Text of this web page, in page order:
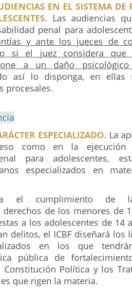
EN EL SISTEMA DE
Las audiencias
penal para
y ante los jueces de
si el juez considera
a un daño
así lo disponga, en ellas
procesales.
ESPECIALIZADO. La
como en la ejecución
para adolescentes,
especializados en
el cumplimiento de
de los menores de
a los adolescentes de 14
delitos, el ICBF diseñará los
en los que
pública de
Política y los
que rigen la materia.